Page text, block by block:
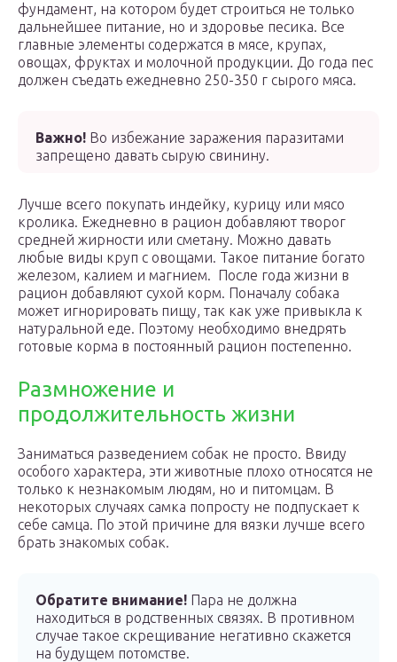
фундамент, на котором будет строиться не только
дальнейшее питание, но и здоровье песика. Все
главные элементы содержатся в мясе, крупах,
овощах, фруктах и молочной продукции. До года пес
должен съедать ежедневно 250-350 г сырого мяса.
Важно! Во избежание заражения паразитами
запрещено давать сырую свинину.
Лучше всего покупать индейку, курицу или мясо
кролика. Ежедневно в рацион добавляют творог
средней жирности или сметану. Можно давать
любые виды круп с овощами. Такое питание богато
железом, калием и магнием. После года жизни в
рацион добавляют сухой корм. Поначалу собака
может игнорировать пищу, так как уже привыкла к
натуральной еде. Поэтому необходимо внедрять
готовые корма в постоянный рацион постепенно.
Размножение и
продолжительность жизни
Заниматься разведением собак не просто. Ввиду
особого характера, эти животные плохо относятся не
только к незнакомым людям, но и питомцам. В
некоторых случаях самка попросту не подпускает к
себе самца. По этой причине для вязки лучше всего
брать знакомых собак.
Обратите внимание! Пара не должна
находиться в родственных связях. В противном
случае такое скрещивание негативно скажется
на будущем потомстве.